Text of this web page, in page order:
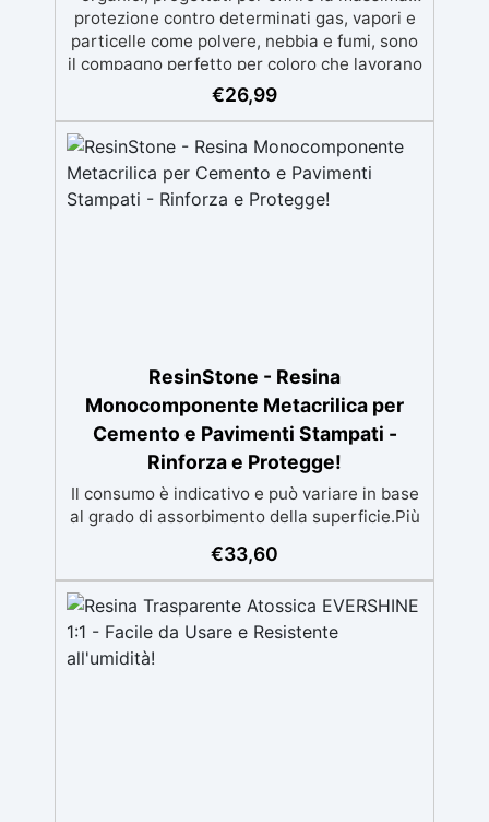
protezione contro determinati gas, vapori e
particelle come polvere, nebbia e fumi, sono
il compagno perfetto per coloro che lavorano
con resine epossidiche, poliuretaniche o
poliestere. Conforme alla normativa
14387:2004+A1:2008 Compatibili con i filtri
Climax modello 755/756/732-A1
€26,99
ResinStone - Resina
Monocomponente Metacrilica per
Cemento e Pavimenti Stampati -
Rinforza e Protegge!
Il consumo è indicativo e può variare in base
al grado di assorbimento della superficie.Più
quantità di prodotto necessaria.Per un
risultato ottimale, consigliamo di acquistare
una quantità sufficiente per l’applicazione di
almeno due mani. ✅ Resina metacrilica
monocomponente per consolidare e
€33,60